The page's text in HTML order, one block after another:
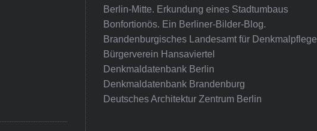
Berlin-Mitte. Erkundung eines Stadtumbaus
Bonfortionös. Ein Berliner-Bilder-Blog.
Brandenburgisches Landesamt für Denkmalpflege
Bürgerverein Hansaviertel
Denkmaldatenbank Berlin
Denkmaldatenbank Brandenburg
Deutsches Architektur Zentrum Berlin